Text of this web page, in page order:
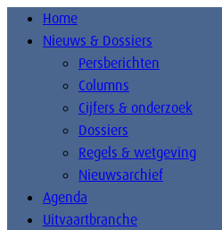
Home
Nieuws & Dossiers
Persberichten
Columns
Cijfers & onderzoek
Dossiers
Regels & wetgeving
Nieuwsarchief
Agenda
Uitvaartbranche